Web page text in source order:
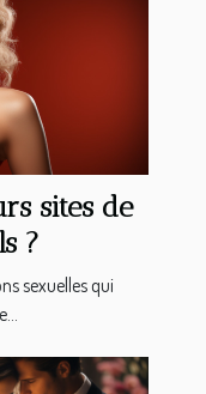
sites de
?
sexuelles qui